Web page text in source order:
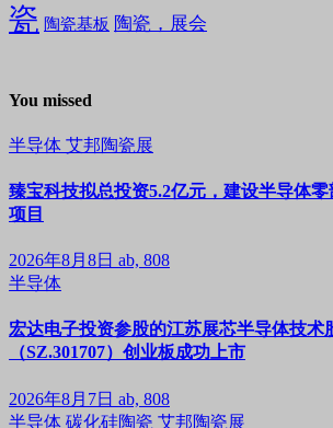
瓷 陶瓷基板 陶瓷，展会
You missed
半导体 艾邦陶瓷展
臻宝科技拟总投资5.2亿元，建设半导体
项目
2026年8月8日 ab, 808
半导体
宏达电子投资参股的江苏展芯半导体技术
（SZ.301707）创业板成功上市
2026年8月7日 ab, 808
半导体 碳化硅陶瓷 艾邦陶瓷展